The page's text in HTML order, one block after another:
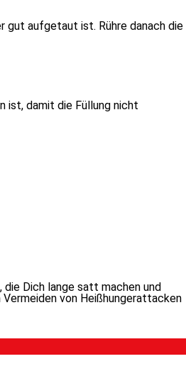
gut auf­ge­taut ist. Rühre da­nach die
ist, da­mit die Füllung nicht
Dich lan­ge satt ma­chen und
von Heißhungerattacken